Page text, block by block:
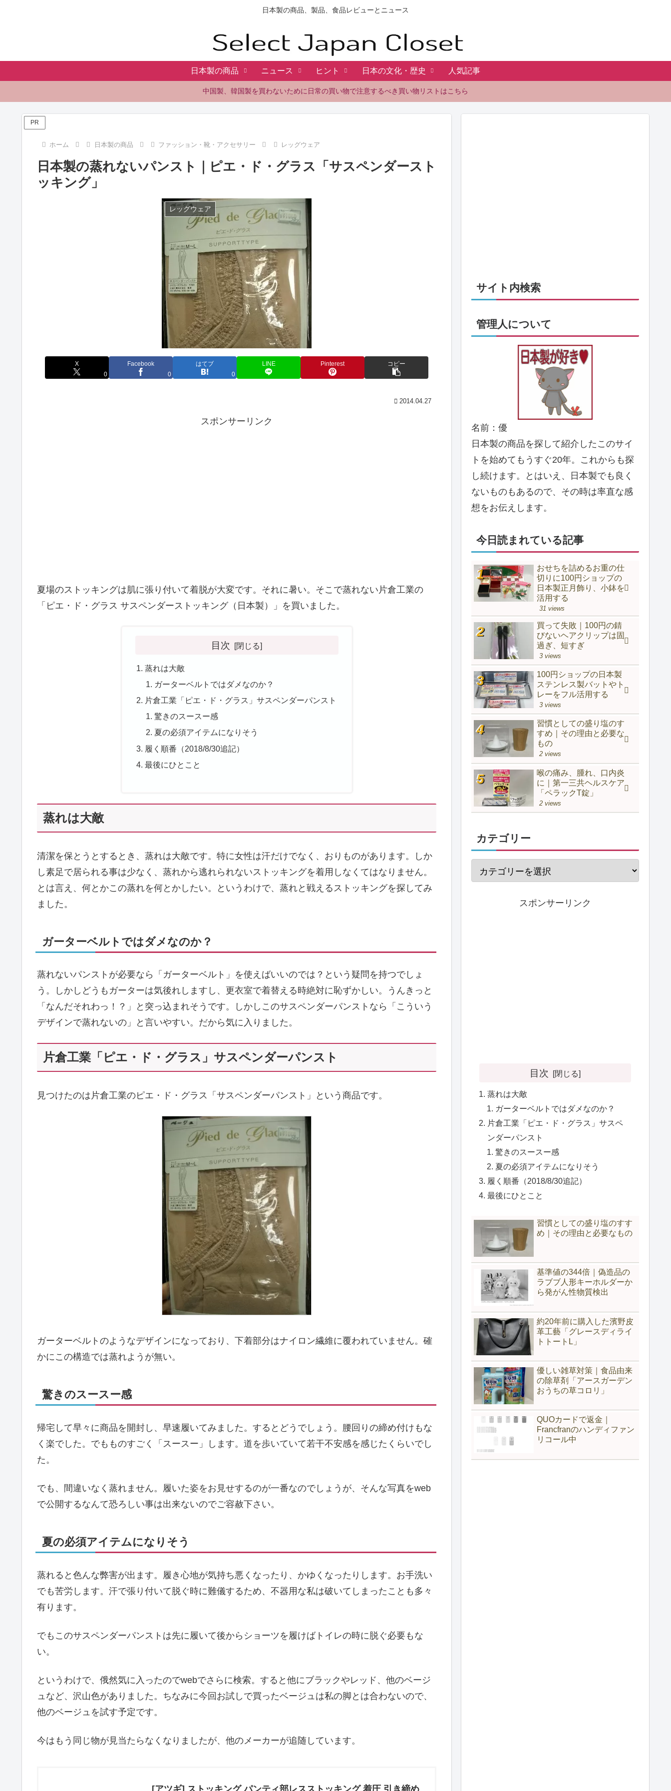
日本製の商品、製品、食品レビューとニュース
日本製の商品 ニュース ヒント 日本の文化・歴史 人気記事
中国製、韓国製を買わないために日常の買い物で注意するべき買い物リストはこちら
PR
ホーム 日本製の商品 ファッション・靴・アクセサリー レッグウェア
日本製の蒸れないパンスト｜ピエ・ド・グラス「サスペンダースト
ッキング」
レッグウェア
X
0
Facebook
0
はてブ
0
LINE Pinterest コピー
2014.04.27
スポンサーリンク
夏場のストッキングは肌に張り付いて着脱が大変です。それに暑い。そこで蒸れない片倉工業の
「ピエ・ド・グラス サスペンダーストッキング（日本製）」を買いました。
目次
蒸れは大敵
ガーターベルトではダメなのか？
片倉工業「ピエ・ド・グラス」サスペンダーパンスト
驚きのスースー感
夏の必須アイテムになりそう
履く順番（2018/8/30追記）
最後にひとこと
蒸れは大敵
清潔を保とうとするとき、蒸れは大敵です。特に女性は汗だけでなく、おりものがあります。しか
し素足で居られる事は少なく、蒸れから逃れられないストッキングを着用しなくてはなりません。
とは言え、何とかこの蒸れを何とかしたい。というわけで、蒸れと戦えるストッキングを探してみ
ました。
ガーターベルトではダメなのか？
蒸れないパンストが必要なら「ガーターベルト」を使えばいいのでは？という疑問を持つでしょ
う。しかしどうもガーターは気後れしますし、更衣室で着替える時絶対に恥ずかしい。うんきっと
「なんだそれわっ！？」と突っ込まれそうです。しかしこのサスペンダーパンストなら「こういう
デザインで蒸れないの」と言いやすい。だから気に入りました。
片倉工業「ピエ・ド・グラス」サスペンダーパンスト
見つけたのは片倉工業のピエ・ド・グラス「サスペンダーパンスト」という商品です。
ガーターベルトのようなデザインになっており、下着部分はナイロン繊維に覆われていません。確
かにこの構造では蒸れようが無い。
驚きのスースー感
帰宅して早々に商品を開封し、早速履いてみました。するとどうでしょう。腰回りの締め付けもな
く楽でした。でもものすごく「スースー」します。道を歩いていて若干不安感を感じたくらいでし
た。
でも、間違いなく蒸れません。履いた姿をお見せするのが一番なのでしょうが、そんな写真をweb
で公開するなんて恐ろしい事は出来ないのでご容赦下さい。
夏の必須アイテムになりそう
蒸れると色んな弊害が出ます。履き心地が気持ち悪くなったり、かゆくなったりします。お手洗い
でも苦労します。汗で張り付いて脱ぐ時に難儀するため、不器用な私は破いてしまったことも多々
有ります。
でもこのサスペンダーパンストは先に履いて後からショーツを履けばトイレの時に脱ぐ必要もな
い。
というわけで、俄然気に入ったのでwebでさらに検索。すると他にブラックやレッド、他のベージ
ュなど、沢山色がありました。ちなみに今回お試しで買ったベージュは私の脚とは合わないので、
他のベージュを試す予定です。
今はもう同じ物が見当たらなくなりましたが、他のメーカーが追随しています。
サイト内検索
管理人について
名前：優
日本製の商品を探して紹介したこのサイ
トを始めてもうすぐ20年。これからも探
し続けます。とはいえ、日本製でも良く
ないものもあるので、その時は率直な感
想をお伝えします。
今日読まれている記事
おせちを詰めるお重の仕
切りに100円ショップの
日本製正月飾り、小鉢を
活用する
31 views
買って失敗｜100円の錆
びないヘアクリップは固
過ぎ、短すぎ
3 views
100円ショップの日本製
ステンレス製バットやト
レーをフル活用する
3 views
習慣としての盛り塩のす
すめ｜その理由と必要な
もの
2 views
喉の痛み、腫れ、口内炎
に｜第一三共ヘルスケア
「ペラックT錠」
2 views
カテゴリー
スポンサーリンク
目次
蒸れは大敵
ガーターベルトではダメなのか？
片倉工業「ピエ・ド・グラス」サスペ
ンダーパンスト
驚きのスースー感
夏の必須アイテムになりそう
履く順番（2018/8/30追記）
最後にひとこと
習慣としての盛り塩のすす
め｜その理由と必要なもの
基準値の344倍｜偽造品の
ラブブ人形キーホルダーか
ら発がん性物質検出
約20年前に購入した濱野皮
革工藝「グレースディライ
トトートL」
優しい雑草対策｜食品由来
の除草剤「アースガーデン
おうちの草コロリ」
QUOカードで返金｜
Francfranのハンディファン
リコール中